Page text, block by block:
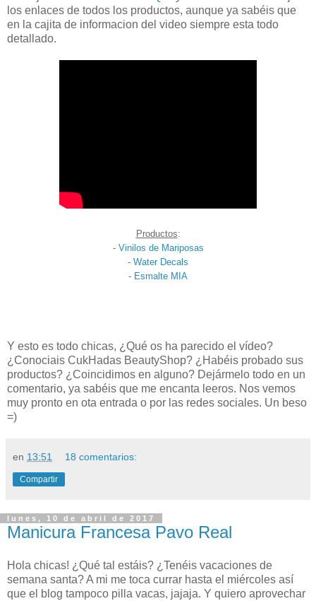
los enlaces de todos los productos, aunque ya sabéis que
en la cajita de informacion del video siempre esta todo
detallado.
Productos:
- Vinilos de Mariposas
- Water Decals
- Esmalte MIA
Y esto es todo chicas, ¿Qué os ha parecido el vídeo?
¿Conociais CukHadas BeautyShop? ¿Habéis probado sus
productos? ¿Coincidimos en alguno? Dejármelo todo en un
comentario, ya sabéis que me encanta leeros. Nos vemos
muy pronto en ota entrada o por las redes sociales. Un beso
=)
en 13:51 18 comentarios:
Compartir
lunes, 10 de abril de 2017
Manicura Francesa Pavo Real
Hola chicas! ¿Qué tal estáis? ¿Tenéis vacaciones de
semana santa? A mi me toca currar hasta el miércoles así
que el blog tampoco pilla vacas, jajaja. Y quiero aprovechar